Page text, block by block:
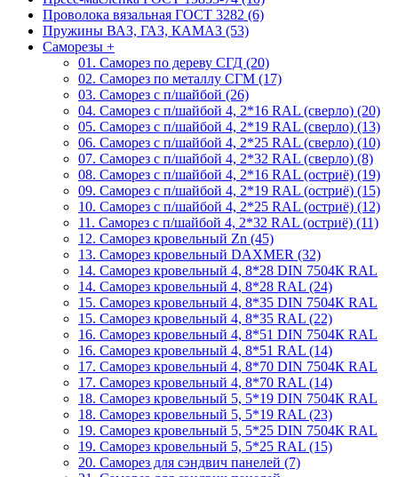
Проволока вязальная ГОСТ 3282 (6)
Пружины ВАЗ, ГАЗ, КАМАЗ (53)
Саморезы +
01. Саморез по дереву СГД (20)
02. Саморез по металлу СГМ (17)
03. Саморез с п/шайбой (26)
04. Саморез с п/шайбой 4, 2*16 RAL (сверло) (20)
05. Саморез с п/шайбой 4, 2*19 RAL (сверло) (13)
06. Саморез с п/шайбой 4, 2*25 RAL (сверло) (10)
07. Саморез с п/шайбой 4, 2*32 RAL (сверло) (8)
08. Саморез с п/шайбой 4, 2*16 RAL (остриё) (19)
09. Саморез с п/шайбой 4, 2*19 RAL (остриё) (15)
10. Саморез с п/шайбой 4, 2*25 RAL (остриё) (12)
11. Саморез с п/шайбой 4, 2*32 RAL (остриё) (11)
12. Саморез кровельный Zn (45)
13. Саморез кровельный DAXMER (32)
14. Саморез кровельный 4, 8*28 DIN 7504К RAL
14. Саморез кровельный 4, 8*28 RAL (24)
15. Саморез кровельный 4, 8*35 DIN 7504К RAL
15. Саморез кровельный 4, 8*35 RAL (22)
16. Саморез кровельный 4, 8*51 DIN 7504К RAL
16. Саморез кровельный 4, 8*51 RAL (14)
17. Саморез кровельный 4, 8*70 DIN 7504К RAL
17. Саморез кровельный 4, 8*70 RAL (14)
18. Саморез кровельный 5, 5*19 DIN 7504К RAL
18. Саморез кровельный 5, 5*19 RAL (23)
19. Саморез кровельный 5, 5*25 DIN 7504К RAL
19. Саморез кровельный 5, 5*25 RAL (15)
20. Саморез для сэндвич панелей (7)